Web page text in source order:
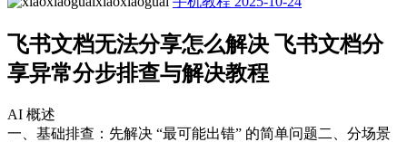
飞书文档无法分享怎么解决 飞书文档分
享异常分步排查与解决教程
AI 概述
一、基础排查：先解决 “最可能出错” 的简单问题二、分场景